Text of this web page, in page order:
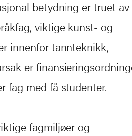
betydning er truet av
viktige kunst- og
innenfor tannteknikk,
er
fag med få studenter.
fagmiljøer og